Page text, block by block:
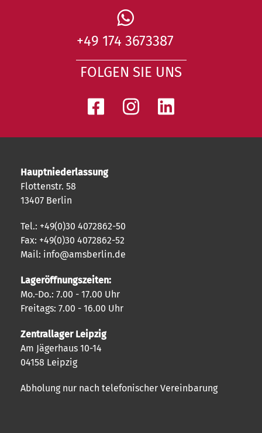
+49 174 3673387
FOLGEN SIE UNS
Hauptniederlassung
Flottenstr. 58
13407 Berlin
Tel.: +49(0)30 4072862-50
Fax: +49(0)30 4072862-52
Mail: info@amsberlin.de
Lageröffnungszeiten:
Mo.-Do.: 7.00 - 17.00 Uhr
Freitags: 7.00 - 16.00 Uhr
Zentrallager Leipzig
Am Jägerhaus 10-14
04158 Leipzig
Abholung nur nach telefonischer Vereinbarung